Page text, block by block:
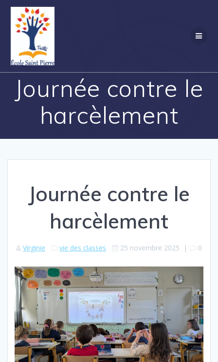
Journée contre le
harcèlement
Journée contre le
harcèlement
Virginie vie des classes 25 novembre 2025 | 0